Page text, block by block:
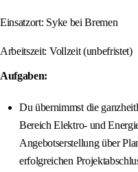
Einsatzort: Syke bei Bremen
Arbeitszeit: Vollzeit (unbefristet)
Aufgaben:
Du übernimmst die
Bereich Elektro- und
Angebotserstellung über
erfolgreichen